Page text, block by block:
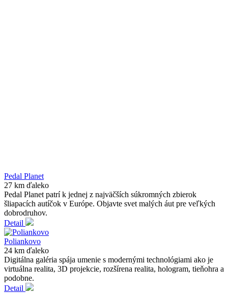
Pedal Planet
27 km ďaleko
Pedal Planet patrí k jednej z najväčších súkromných zbierok
šliapacích autíčok v Európe. Objavte svet malých áut pre veľkých
dobrodruhov.
Detail
Poliankovo
24 km ďaleko
Digitálna galéria spája umenie s modernými technológiami ako je
virtuálna realita, 3D projekcie, rozšírena realita, hologram, tieňohra a
podobne.
Detail